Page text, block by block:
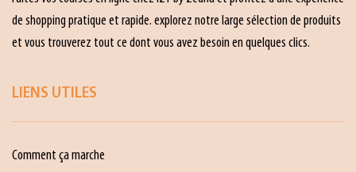
de shopping pratique et rapide. explorez notre large sélection de produits
et vous trouverez tout ce dont vous avez besoin en quelques clics.
LIENS UTILES
Comment ça marche